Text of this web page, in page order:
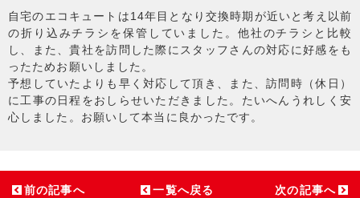
自宅のエコキュートは14年目となり交換時期が近いと考え以前
の折り込みチラシを保管していました。他社のチラシと比較
し、また、貴社を訪問した際にスタッフさんの対応に好感をも
ったためお願いしました。
予想していたよりも早く対応して頂き、また、訪問時（休日）
に工事の日程をおしらせいただきました。たいへんうれしく安
心しました。お願いして本当に良かったです。
前の記事へ 一覧へ戻る 次の記事へ